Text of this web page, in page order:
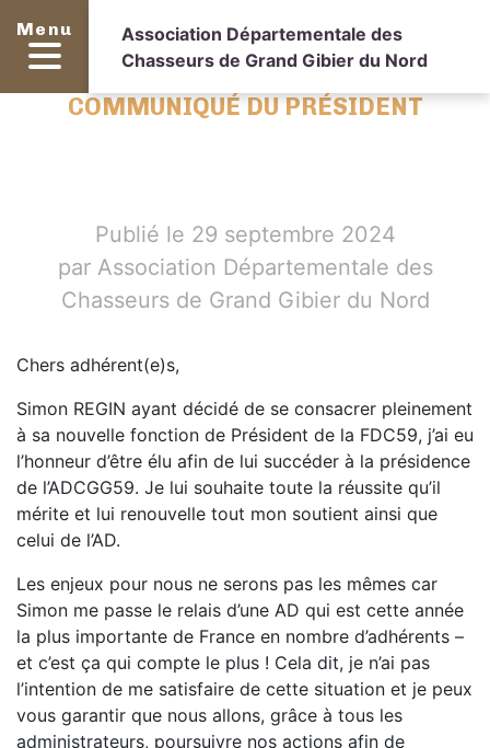
Menu
Association Départementale des
Chasseurs de Grand Gibier du Nord
COMMUNIQUÉ DU PRÉSIDENT
Publié le 29 septembre 2024
par Association Départementale des
Chasseurs de Grand Gibier du Nord
Chers adhérent(e)s,
Simon REGIN ayant décidé de se consacrer pleinement
à sa nouvelle fonction de Président de la FDC59, j’ai eu
l’honneur d’être élu afin de lui succéder à la présidence
de l’ADCGG59. Je lui souhaite toute la réussite qu’il
mérite et lui renouvelle tout mon soutient ainsi que
celui de l’AD.
Les enjeux pour nous ne serons pas les mêmes car
Simon me passe le relais d’une AD qui est cette année
la plus importante de France en nombre d’adhérents –
et c’est ça qui compte le plus ! Cela dit, je n’ai pas
l’intention de me satisfaire de cette situation et je peux
vous garantir que nous allons, grâce à tous les
administrateurs, poursuivre nos actions afin de